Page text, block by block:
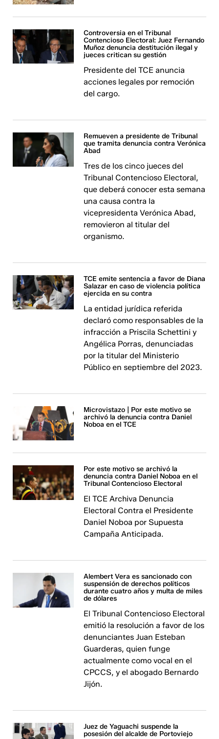
Controversia en el Tribunal
Contencioso Electoral: Juez Fernando
Muñoz denuncia destitución ilegal y
jueces critican su gestión
Presidente del TCE anuncia
acciones legales por remoción
del cargo.
Remueven a presidente de Tribunal
que tramita denuncia contra Verónica
Abad
Tres de los cinco jueces del
Tribunal Contencioso Electoral,
que deberá conocer esta semana
una causa contra la
vicepresidenta Verónica Abad,
removieron al titular del
organismo.
TCE emite sentencia a favor de Diana
Salazar en caso de violencia política
ejercida en su contra
La entidad jurídica referida
declaró como responsables de la
infracción a Priscila Schettini y
Angélica Porras, denunciadas
por la titular del Ministerio
Público en septiembre del 2023.
Microvistazo | Por este motivo se
archivó la denuncia contra Daniel
Noboa en el TCE
Por este motivo se archivó la
denuncia contra Daniel Noboa en el
Tribunal Contencioso Electoral
El TCE Archiva Denuncia
Electoral Contra el Presidente
Daniel Noboa por Supuesta
Campaña Anticipada.
Alembert Vera es sancionado con
suspensión de derechos políticos
durante cuatro años y multa de miles
de dólares
El Tribunal Contencioso Electoral
emitió la resolución a favor de los
denunciantes Juan Esteban
Guarderas, quien funge
actualmente como vocal en el
CPCCS, y el abogado Bernardo
Jijón.
Juez de Yaguachi suspende la
posesión del alcalde de Portoviejo